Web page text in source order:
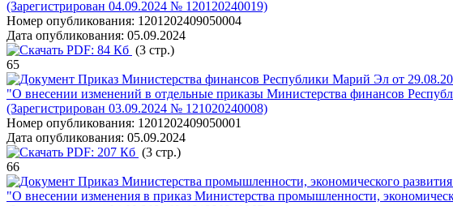
(Зарегистрирован 04.09.2024 № 120120240019)
Номер опубликования: 1201202409050004
Дата опубликования: 05.09.2024
PDF: 84 Кб (3 стр.)
65
Приказ Министерства финансов Республики Марий Эл от
"О внесении изменений в отдельные приказы Министерства финансов
(Зарегистрирован 03.09.2024 № 121020240008)
Номер опубликования: 1201202409050001
Дата опубликования: 05.09.2024
PDF: 207 Кб (3 стр.)
66
Приказ Министерства промышленности, экономического
"О внесении изменения в приказ Министерства промышленности,